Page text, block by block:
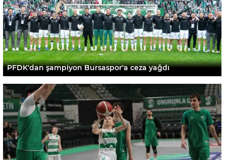
PFDK'dan şampiyon Bursaspor'a ceza yağdı